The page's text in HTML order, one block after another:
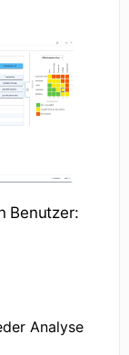
Benutzer:
Analyse